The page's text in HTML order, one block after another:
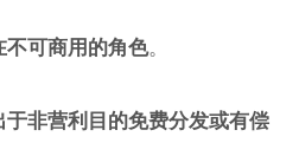
不可商用的角色。
非营利目的免费分发或有偿